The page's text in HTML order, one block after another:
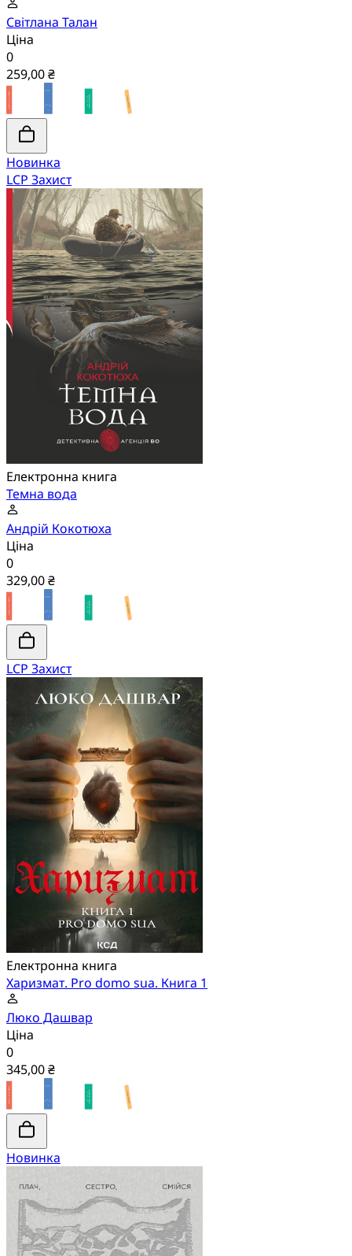
Світлана Талан
Ціна
0
259,00 ₴
Новинка
LCP Захист
Електронна книга
Темна вода
Андрій Кокотюха
Ціна
0
329,00 ₴
LCP Захист
Електронна книга
Харизмат. Pro domo sua. Книга 1
Люко Дашвар
Ціна
0
345,00 ₴
Новинка